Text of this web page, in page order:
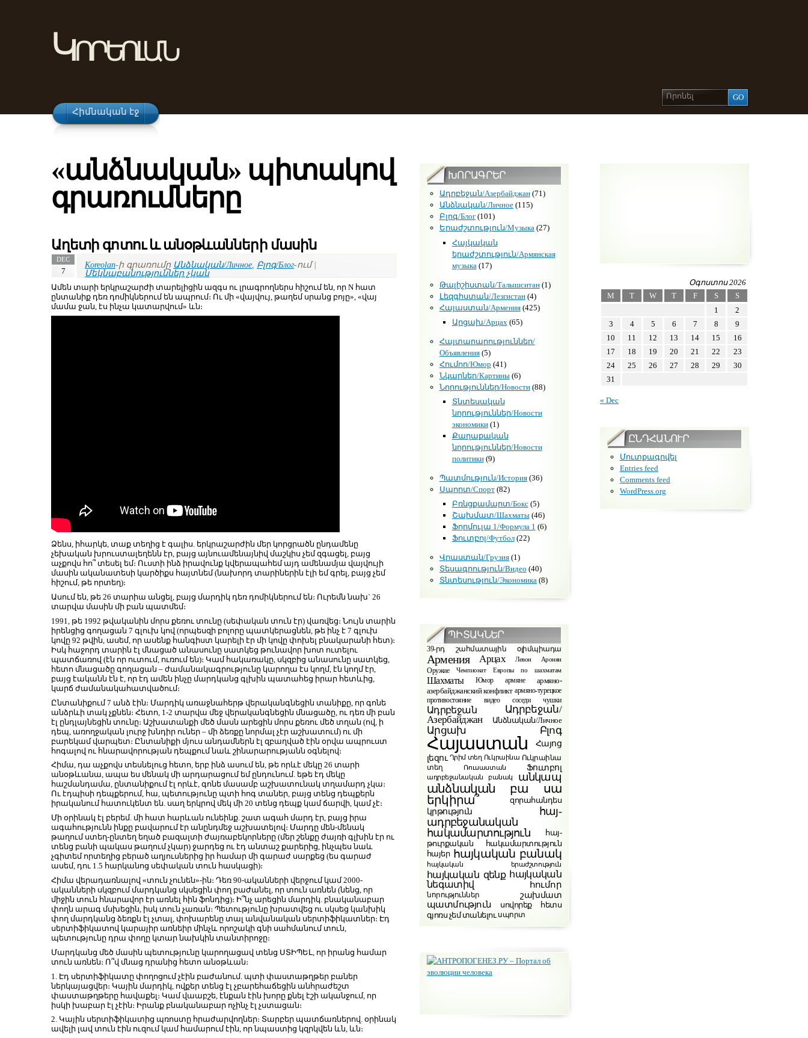
Կորեոլան
Հիմնական էջ
«անձնական» պիտակով
գրառումները
Աղետի գոտու և անօթևանների մասին
DEC
7
Koreolan-ի գրառումը Անձնական/Личное Բլոգ/Блог-ում |
Մեկնաբանություններ չկան
Ամեն տարի երկրաշարժի տարելիցին ազգս ու լրագրողներս հիշում են, որ N հատ
ընտանիք դեռ դոմիկներում են ապրում։ Ու մի «վայվույ, թաղեմ սրանց բոյը», «վայ
մամա ջան, էս ինչա կատարվում» ևն։
Ձենս, իհարկե, տաք տեղից է գալիս. երկրաշարժին մեր կորցրածն ընդամենը
չեխական խրուստալեղենն էր, բայց այնուամենայնիվ մաշկիս չեմ զգացել, բայց
աչքովս հո՞ տեսել եմ։ Ուստի ինձ իրավունք կվերապահեմ այդ ամենամյա վայվույի
մասին ականատեսի կարծիքս հայտնեմ (նախորդ տարիներին էլի եմ գրել, բայց չեմ
հիշում, թե որտեղ)։
Ասում են, թե 26 տարիա անցել, բայց մարդիկ դեռ դոմիկներում են։ Ուրեմն նախ` 26
տարվա մասին մի բան պատմեմ։
1991, թե 1992 թվականին մորս քեռու տունը (սեփական տուն էր) վառվեց։ Նույն տարին
իրենցից գողացան 7 գլուխ կով (որպեսզի բոլորը պատկերացնեն, թե ինչ է 7 գլուխ
կովը 92 թվին, ասեմ, որ ասենք հանգիստ կարելի էր մի կովը փոխել բնակարանի հետ)։
Իսկ հաջորդ տարին էլ մնացած անասունը սատկեց թունավոր խոտ ուտելու
պատճառով (էն որ ուտում, ուռում են)։ Կամ հակառակը, սկզբից անասունը սատկեց,
հետո մնացածը գողացան – ժամանակագրությունը կարողա էս կողմ, էն կողմ էր,
բայց էականն էն է, որ էդ ամեն ինչը մարդկանց գլխին պատահեց իրար հետևից,
կարճ ժամանակահատվածում։
Ընտանիքում 7 անձ էին։ Մարդիկ առաջնահերթ վերականգնեցին տանիքը, որ գոնե
անձրևի տակ չքնեն։ Հետո, 1-2 տարվա մեջ վերականգնեցին մնացածը, ու դեռ մի բան
էլ ընդլայնեցին տունը։ Աշխատանքի մեծ մասն արեցին մորս քեռու մեծ տղան (ով, ի
դեպ, առողջական լուրջ խնդիր ուներ – մի ձեռքը նորմալ չէր աշխատում) ու մի
բարեկամ վարպետ։ Ընտանիքի մյուս անդամներն էլ զբաղված էին օրվա ապրուստ
հոգալով ու հնարավորության դեպքում նաև շինարարությանն օգնելով։
Հիմա, դա աչքովս տեսնելուց հետո, երբ ինձ ասում են, թե որևէ մեկը 26 տարի
անօթևանա, ապա ես մենակ մի արդարացում եմ ընդունում. եթե էդ մեկը
հաշմանդամա, ընտանիքում էլ որևէ, գոնե մասամբ աշխատունակ տղամարդ չկա։
Ու էդպիսի դեպքերում, հա, պետությունը պտի հոգ տաներ, բայց տենց դեպքերն
իրականում հատուկենտ են. սաղ երկրով մեկ մի 20 տենց դեպք կամ ճարվի, կամ չէ։
Մի օրինակ էլ բերեմ. մի հատ հարևան ունեինք. շատ ագահ մարդ էր, բայց իրա
ագահությունն ինքը բավարում էր անընդմեջ աշխատելով։ Մարդը մեն-մենակ
թաղում ստեղ-ընտեղ եղած բազալտի ժայռաբեկորները (մեր շենքը ժայռի գլխին էր ու
տենց բանի պակաս թաղում չկար) ջարդեց ու էդ անտաշ քարերից, ինչպես նաև
չգիտեմ որտեղից բերած աղյուսներից իր համար մի գարաժ սարքեց (ես գարաժ
ասեմ, դու 1.5 հարկանոց սեփական տուն հասկացի)։
Հիմա վերադառնալով «տուն չունեն»-ին։ Դեռ 90-ականների վերջում կամ 2000-
ականների սկզբում մարդկանց սկսեցին փող բաժանել, որ տուն առնեն (նենց, որ
միջին տուն հնարավոր էր առնել հին ֆոնդից)։ Ի՞նչ արեցին մարդիկ. բնականաբար
փողն արագ մսխեցին, իսկ տուն չառան։ Պետությունը խրատվեց ու սկսեց կանխիկ
փող մարդկանց ձեռքն էլ չտալ, փոխարենը տալ անվանական սերտիֆիկատներ։ Էդ
սերտիֆիկատով կարայիր առնեիր մինչև որոշակի գնի սահմանում տուն,
պետությունը դրա փողը կտար նախկին տանտիրոջը։
Մարդկանց մեծ մասին պետությունը կարողացավ տենց ՍՏԻՊԵԼ, որ իրանց համար
տուն առնեն։ Ո՞վ մնաց դրանից հետո անօթևան։
1. Էդ սերտիֆիկատը փողոցում չէին բաժանում. պտի փաստաթղթեր բաներ
ներկայացվեր։ Կային մարդիկ, ովքեր տենց էլ չբարեհաճեցին անհրաժեշտ
փաստաթղթերը հավաքել։ Կամ վաաբշե, էնքան էին խորը քնել էշի ականջում, որ
իսկի խաբար էլ չէին։ Իրանք բնականաբար ոչինչ էլ չստացան։
2. Կային սերտիֆիկատից պռոստը հրաժարվողներ։ Տարբեր պատճառներով. օրինակ
ավելի լավ տուն էին ուզում կամ համարում էին, որ նպաստից կզրկվեն ևն, ևն։
ԽՈՐԱԳՐԵՐ
Ադրբեջան/Азербайджан(71)
Անձնական/Личное(115)
Բլոգ/Блог(101)
Երաժշտություն/Музыка(27)
Հայկական
երաժշտություն/Армянская
музыка (17)
Թալիշիստան/Талышситан(1)
Լեզգիստան/Лезгистан(4)
Հայաստան/Армения(425)
Արցախ/Арцах (65)
Հայտարարություններ/
Объявления(5)
Հումոր/Юмор (41)
Նկարներ/Картины(6)
Նորություններ/Новости(88)
Տնտեսական
նորություններ/Новости
экономики(1)
Քաղաքական
նորություններ/Новости
политики(9)
Պատմություն/История(36)
Սպորտ/Спорт(82)
Բռնցքամարտ/Бокс(5)
Շախմատ/Шахматы(46)
Ֆորմուլա 1/Формула 1 (6)
Ֆուտբոլ/Футбол(22)
Վրաստան/Грузия(1)
Տեսագրություն/Видео (40)
Տնտեսություն/Экономика(8)
ՊԻՏԱԿՆԵՐ
39-րդ շահմատային օլիմպիադա
Армения Арцах Левон Аронян
Оружие Чемпионат Европы по шахматам
Шахматы Юмор армяне
армяно-
азербайджанский конфликт армяно-турецкое
противостояние
видео соседи чушки
Ադրբեջան
Ադրբեջան/
Азербайджан
Անձնական/Личное
Արցախ Բլոգ
Հայաստան
Հայոց
լեզու Ղրիմ տեղ Ուկրաինա Ուկրաինա
տեղ
Ռուսաստան Ֆուտբոլ
ադրբեջանական բանակ անկապ
անձնական
բա սա
երկիրա՞
զորահանդես
կրթություն
հայ-
ադրբեջանական
հակամարտություն
հայ-
թուրքական հակամարտություն
հայեր հայկական բանակ
հայկական երաժշտություն
հայկական զենք հայկական
նեգատիվ
հումոր
նորություններ շախմատ
պատմություն
սովորեք հետս
գյոռս չեմ տանելու սպորտ
Օգոստոս 2026
M
T W T F S
S
1
2
3
4 5 6 7 8
9
10
11 12 13 14 15
16
17
18 19 20 21 22
23
24
25 26 27 28 29
30
31
« Dec
ԸՆԴՀԱՆՈՒՐ
Մուտքագրվել
Entries feed
Comments feed
WordPress.org